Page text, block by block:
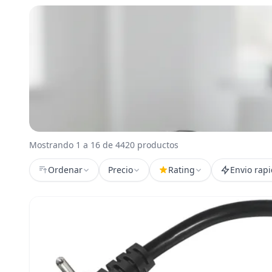
Mostrando 1 a 16 de 4420 productos
Ordenar Precio Rating Envio